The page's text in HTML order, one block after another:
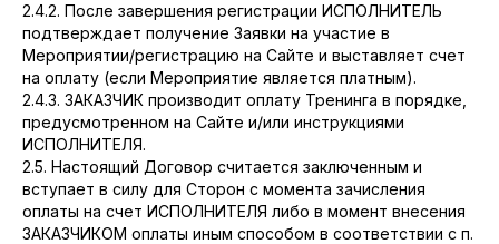
2.4.2. После завершения регистрации ИСПОЛНИТЕЛЬ
подтверждает получение Заявки на участие в
Мероприятии/регистрацию на Сайте и выставляет счет
на оплату (если Мероприятие является платным).
2.4.3. ЗАКАЗЧИК производит оплату Тренинга в порядке,
предусмотренном на Сайте и/или инструкциями
ИСПОЛНИТЕЛЯ.
2.5. Настоящий Договор считается заключенным и
вступает в силу для Сторон с момента зачисления
оплаты на счет ИСПОЛНИТЕЛЯ либо в момент внесения
ЗАКАЗЧИКОМ оплаты иным способом в соответствии с п.